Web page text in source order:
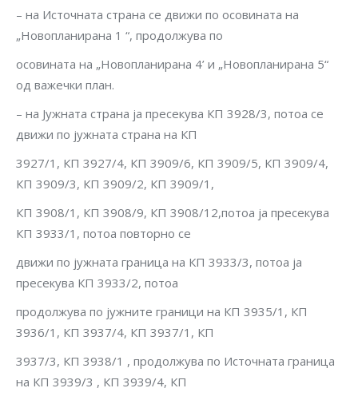
– на Источната страна се движи по осовината на
„Новопланирана 1 “, продолжува по
осовината на „Новопланирана 4’ и „Новопланирана 5“
од важечки план.
– на Јужната страна ја пресекува КП 3928/3, потоа се
движи по јужната страна на КП
3927/1, КП 3927/4, КП 3909/6, КП 3909/5, КП 3909/4,
КП 3909/3, КП 3909/2, КП 3909/1,
КП 3908/1, КП 3908/9, КП 3908/12,потоа ја пресекува
КП 3933/1, потоа повторно се
движи по јужната граница на КП 3933/3, потоа ја
пресекува КП 3933/2, потоа
продолжува по јужните граници на КП 3935/1, КП
3936/1, КП 3937/4, КП 3937/1, КП
3937/3, КП 3938/1 , продолжува по Источната граница
на КП 3939/3 , КП 3939/4, КП